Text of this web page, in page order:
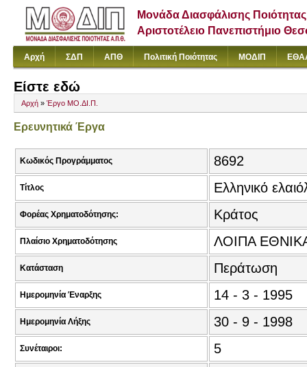
Μονάδα Διασφάλισης Ποιότητας
Αριστοτέλειο Πανεπιστήμιο
Αρχή ΣΔΠ ΑΠΘ Πολιτική Ποιότητας ΜΟΔΙΠ
Είστε εδώ
Αρχή » Έργο ΜΟ.ΔΙ.Π.
Ερευνητικά Έργα
Κωδικός Προγράμματος 8692
Τίτλος Ελληνικό
Φορέας Χρηματοδότησης: Κράτος
Πλαίσιο Χρηματοδότησης ΛΟΙΠΑ
Κατάσταση Περάτωση
Ημερομηνία Έναρξης 14 - 3 - 1995
Ημερομηνία Λήξης 30 - 9 - 1998
Συνέταιροι: 5